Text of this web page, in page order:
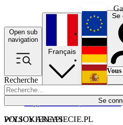
Open sub
navigation
Recherche
Se
POLICY AREAS
Économie
Français
Se
Vous
WYSOKIENAPIECIE.PL